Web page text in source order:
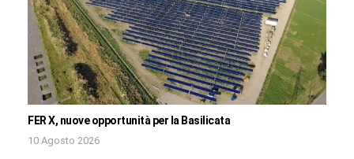
FER X, nuove opportunità per la Basilicata
10 Agosto 2026